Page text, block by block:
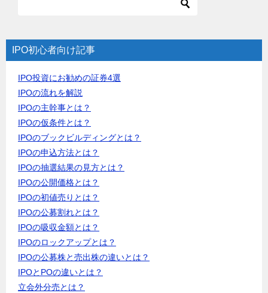
IPO初心者向け記事
IPO投資にお勧めの証券4選
IPOの流れを解説
IPOの主幹事とは？
IPOの仮条件とは？
IPOのブックビルディングとは？
IPOの申込方法とは？
IPOの抽選結果の見方とは？
IPOの公開価格とは？
IPOの初値売りとは？
IPOの公募割れとは？
IPOの吸収金額とは？
IPOのロックアップとは？
IPOの公募株と売出株の違いとは？
IPOとPOの違いとは？
立会外分売とは？